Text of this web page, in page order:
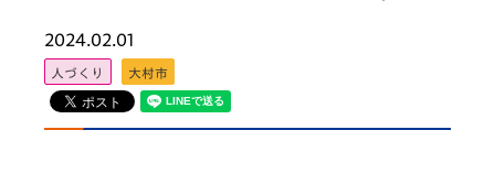
2024.02.01
人づくり 大村市